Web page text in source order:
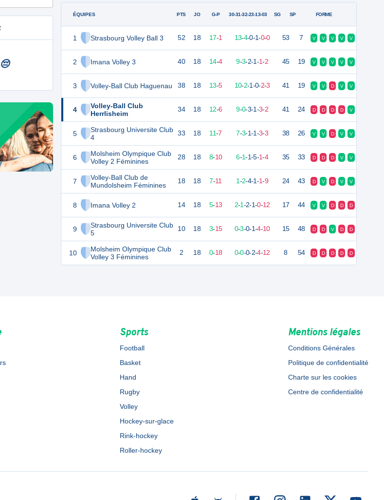
ÉQUIPES
1 Strasbourg Volley Ball 3
2 Imana Volley 3
3 Volley-Ball Club Haguenau
4
Volley-Ball Club
Herrlisheim
5
Strasbourg Universite Club
4
6
Molsheim Olympique Club
Volley 2 Féminines
7
Volley-Ball Club de
Mundolsheim Féminines
8 Imana Volley 2
9
Strasbourg Universite Club
5
10
Molsheim Olympique Club
Volley 3 Féminines
PTS JO G-P 30-31-32-23-13-03 SG SP FORME
52 18 17-1 13-4-0-1-0-0 53 7 V V V V V
40 18 14-4 9-3-2-1-1-2 45 19 V V V V V
38 18 13-5 10-2-1-0-2-3 41 19 V V D V V
34 18 12-6 9-0-3-1-3-2 41 24 D D D D V
33 18 11-7 7-3-1-1-3-3 38 26 V V D V V
28 18 8-10 6-1-1-5-1-4 35 33 D D D V V
18 18 7-11 1-2-4-1-1-9 24 43 D V D V V
14 18 5-13 2-1-2-1-0-12 17 44 V V D D D
10 18 3-15 0-3-0-1-4-10 15 48 D D V D D
2 18 0-18 0-0-0-2-4-12 8 54 D D D D D
Sports
Football
Basket
Hand
Rugby
Volley
Hockey-sur-glace
Rink-hockey
Roller-hockey
Mentions légales
Conditions Générales
Politique de confidentialité
Charte sur les cookies
Centre de confidentialité